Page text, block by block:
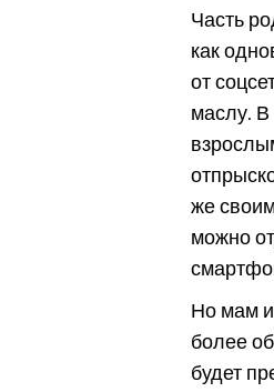
Часть
как
от
маслу. В
же
можно
Но мам
более
будет